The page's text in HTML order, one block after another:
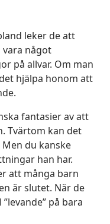
leker de att
vara något
på allvar. Om man
hjälpa honom att
fantasier av att
Tvärtom kan det
du kanske
han har.
att många barn
är slutet. När de
på bara